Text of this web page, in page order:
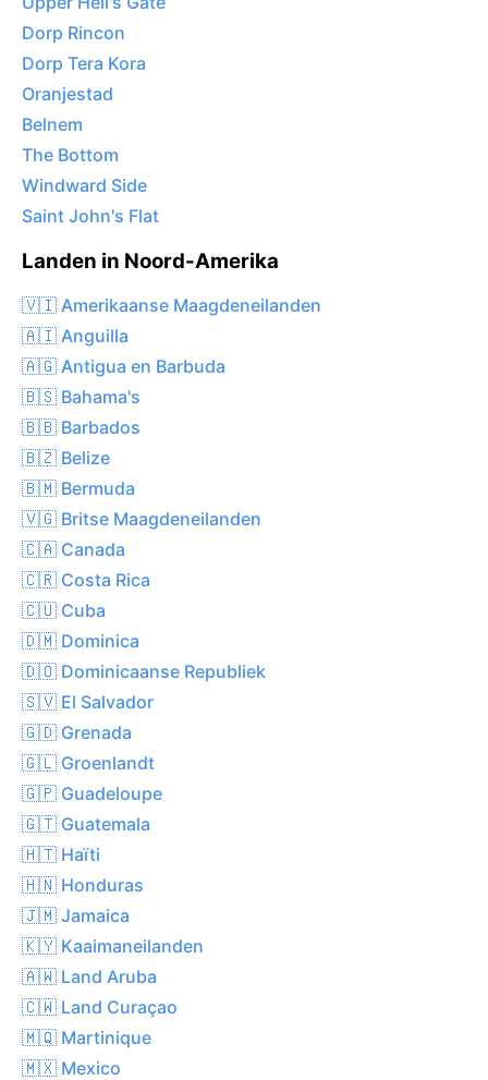
Dorp Rincon
Dorp Tera Kora
Oranjestad
Belnem
The Bottom
Windward Side
Saint John's Flat
Landen in Noord-Amerika
🇻🇮 Amerikaanse Maagdeneilanden
🇦🇮 Anguilla
🇦🇬 Antigua en Barbuda
🇧🇸 Bahama's
🇧🇧 Barbados
🇧🇿 Belize
🇧🇲 Bermuda
🇻🇬 Britse Maagdeneilanden
🇨🇦 Canada
🇨🇷 Costa Rica
🇨🇺 Cuba
🇩🇲 Dominica
🇩🇴 Dominicaanse Republiek
🇸🇻 El Salvador
🇬🇩 Grenada
🇬🇱 Groenlandt
🇬🇵 Guadeloupe
🇬🇹 Guatemala
🇭🇹 Haïti
🇭🇳 Honduras
🇯🇲 Jamaica
🇰🇾 Kaaimaneilanden
🇦🇼 Land Aruba
🇨🇼 Land Curaçao
🇲🇶 Martinique
🇲🇽 Mexico